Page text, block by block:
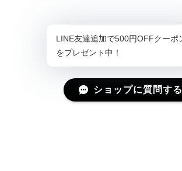
ショップに質問する